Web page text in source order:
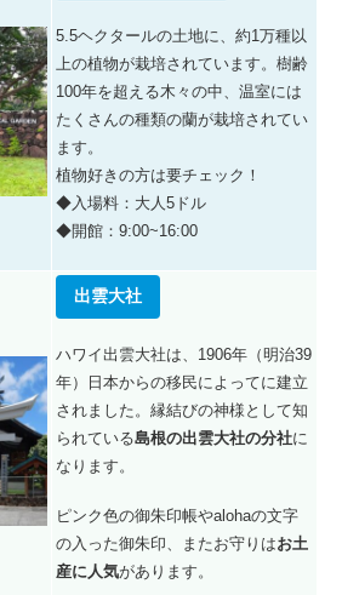
5.5ヘクタールの土地に、約1万種以
上の植物が栽培されています。 樹齢
100年を超える木々の中、 温室には
たくさんの種類の蘭が栽培されてい
ます。
植物好きの方は要チェック！
◆入場料：大人5ドル
◆開館：9:00~16:00
出雲大社
ハワイ出雲大社は、 1906年（明治39
年）
日本からの移民によってに建立
されました。縁結びの神様として知
られている島根の出雲大社の分社に
なります。
ピンク色の御朱印帳やalohaの文字
の入った御朱印、またお守りはお土
産に人気があります。